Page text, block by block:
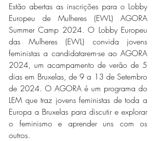
Estão abertas as inscrições para o Lobby
Europeu de Mulheres (EWL) AGORA
Summer Camp 2024. O Lobby Europeu
das Mulheres (EWL) convida jovens
feministas a candidatarem-se ao AGORA
2024, um acampamento de verão de 5
dias em Bruxelas, de 9 a 13 de Setembro
de 2024. O AGORA é um programa do
LEM que traz jovens feministas de toda a
Europa a Bruxelas para discutir e explorar
o feminismo e aprender uns com os
outros.